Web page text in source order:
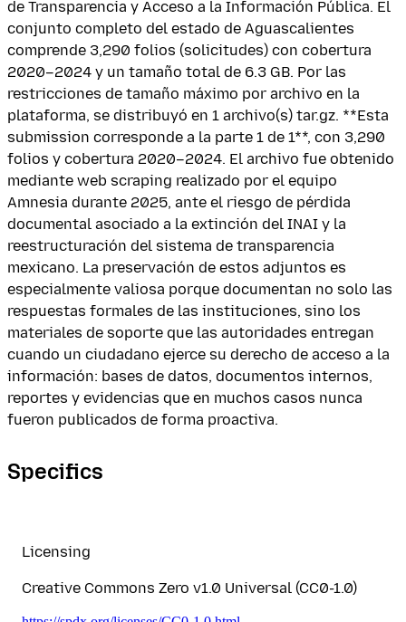
de Transparencia y Acceso a la Información Pública. El
conjunto completo del estado de Aguascalientes
comprende 3,290 folios (solicitudes) con cobertura
2020–2024 y un tamaño total de 6.3 GB. Por las
restricciones de tamaño máximo por archivo en la
plataforma, se distribuyó en 1 archivo(s) tar.gz. **Esta
submission corresponde a la parte 1 de 1**, con 3,290
folios y cobertura 2020–2024. El archivo fue obtenido
mediante web scraping realizado por el equipo
Amnesia durante 2025, ante el riesgo de pérdida
documental asociado a la extinción del INAI y la
reestructuración del sistema de transparencia
mexicano. La preservación de estos adjuntos es
especialmente valiosa porque documentan no solo las
respuestas formales de las instituciones, sino los
materiales de soporte que las autoridades entregan
cuando un ciudadano ejerce su derecho de acceso a la
información: bases de datos, documentos internos,
reportes y evidencias que en muchos casos nunca
fueron publicados de forma proactiva.
Specifics
Licensing
Creative Commons Zero v1.0 Universal (CC0-1.0)